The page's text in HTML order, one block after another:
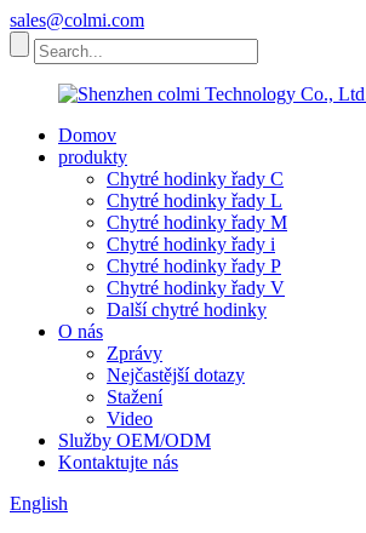
sales@colmi.com
Domov
produkty
Chytré hodinky řady C
Chytré hodinky řady L
Chytré hodinky řady M
Chytré hodinky řady i
Chytré hodinky řady P
Chytré hodinky řady V
Další chytré hodinky
O nás
Zprávy
Nejčastější dotazy
Stažení
Video
Služby OEM/ODM
Kontaktujte nás
English